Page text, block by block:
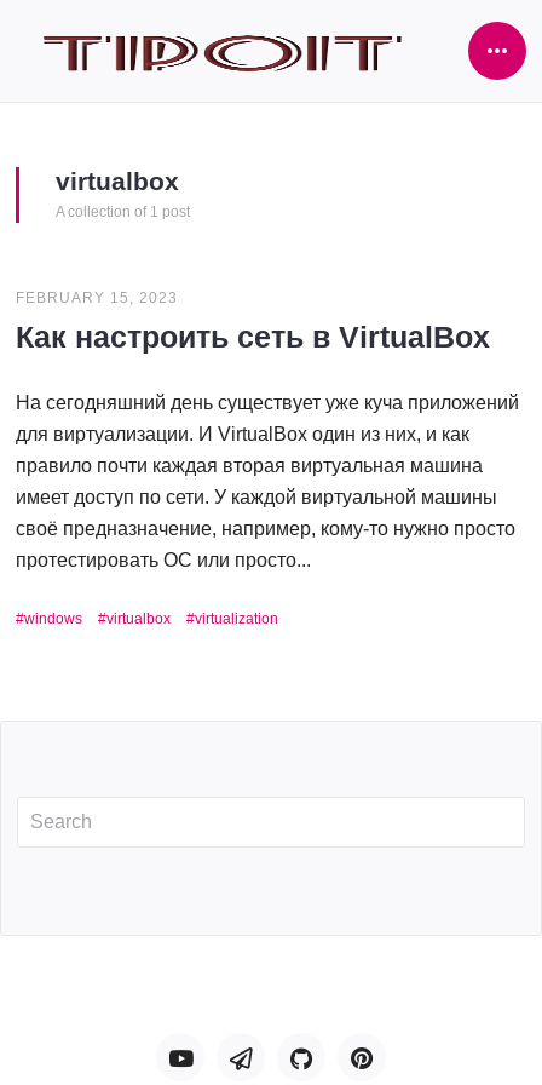
virtualbox
A collection of 1 post
FEBRUARY 15, 2023
Как настроить сеть в VirtualBox
На сегодняшний день существует уже куча приложений
для виртуализации. И VirtualBox один из них, и как
правило почти каждая вторая виртуальная машина
имеет доступ по сети. У каждой виртуальной машины
своё предназначение, например, кому-то нужно просто
протестировать ОС или просто...
windows virtualbox virtualization
YoutubeTelegram GitHub